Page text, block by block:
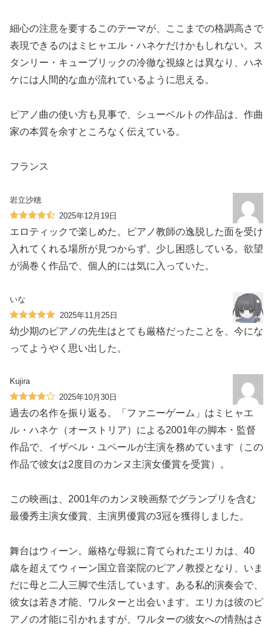
細心の注意を要するこのテーマが、ここまでの格調高さで
表現できるのはミヒャエル・ハネケだけかもしれない。ス
タンリー・キューブリックの冷徹な視線とは異なり、ハネ
ケには人間的な血が流れているように思える。
ピアノ曲の使い方も見事で、シューベルトの作品は、作曲
家の本質を余すところなく伝えている。
フランス
岩立沙穂
2025年12月19日
エロティックで楽しめた。ピアノ教師の逸脱した面を受け
入れてくれる場所が見つからず、少し困惑している。欲望
が渦巻く作品で、個人的には気に入っていた。
いな
2025年11月25日
幼少期のピアノの先生はとても厳格だったことを、今にな
ってようやく思い出した。
Kujira
2025年10月30日
過去の名作を振り返る。「ファニーゲーム」はミヒャエ
ル・ハネケ（オーストリア）による2001年の脚本・監督
作品で、イザベル・ユペールが主演を務めています（この
作品で彼女は2度目のカンヌ主演女優賞を受賞）。
この映画は、2001年のカンヌ映画祭でグランプリを含む
最優秀主演女優賞、主演男優賞の3冠を獲得しました。
舞台はウィーン。厳格な母親に育てられたエリカは、40
歳を超えてウィーン国立音楽院のピアノ教授となり、いま
だに母と二人三脚で生活しています。ある私的演奏会で、
彼女は若き才能、ワルターと出会います。エリカは彼のピ
アノの才能に引かれますが、ワルターの彼女への情熱はさ